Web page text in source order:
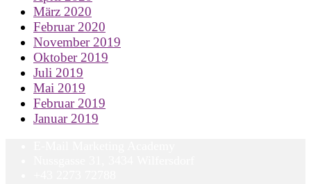
März 2020
Februar 2020
November 2019
Oktober 2019
Juli 2019
Mai 2019
Februar 2019
Januar 2019